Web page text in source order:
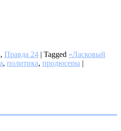
, Правда 24 | Tagged «Ласковый
, политика, продюсеры |